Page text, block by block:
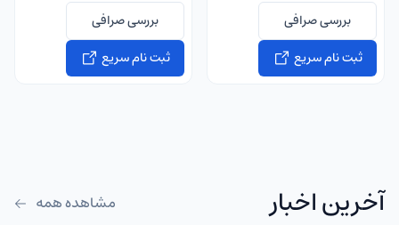
بررسی صرافی
ثبت نام سریع
بررسی صرافی
ثبت نام سریع
آخرین اخبار مشاهده همه